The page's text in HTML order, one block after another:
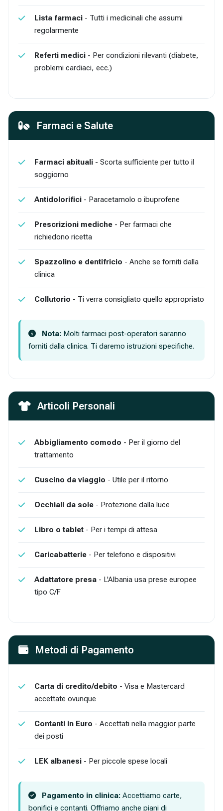
Lista farmaci - Tutti i medicinali che assumi
regolarmente
Referti medici - Per condizioni rilevanti (diabete,
problemi cardiaci, ecc.)
Farmaci e Salute
Farmaci abituali - Scorta sufficiente per tutto il
soggiorno
Antidolorifici - Paracetamolo o ibuprofene
Prescrizioni mediche - Per farmaci che
richiedono ricetta
Spazzolino e dentifricio - Anche se forniti dalla
clinica
Collutorio - Ti verra consigliato quello appropriato
Nota: Molti farmaci post-operatori saranno
forniti dalla clinica. Ti daremo istruzioni specifiche.
Articoli Personali
Abbigliamento comodo - Per il giorno del
trattamento
Cuscino da viaggio - Utile per il ritorno
Occhiali da sole - Protezione dalla luce
Libro o tablet - Per i tempi di attesa
Caricabatterie - Per telefono e dispositivi
Adattatore presa - L'Albania usa prese europee
tipo C/F
Metodi di Pagamento
Carta di credito/debito - Visa e Mastercard
accettate ovunque
Contanti in Euro - Accettati nella maggior parte
dei posti
LEK albanesi - Per piccole spese locali
Pagamento in clinica: Accettiamo carte,
bonifici e contanti. Offriamo anche piani di